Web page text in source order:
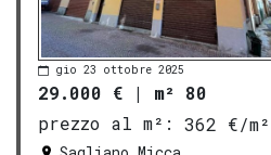
gio 23 ottobre 2025
29.000 € | m² 80
prezzo al m²:
362 €/m²